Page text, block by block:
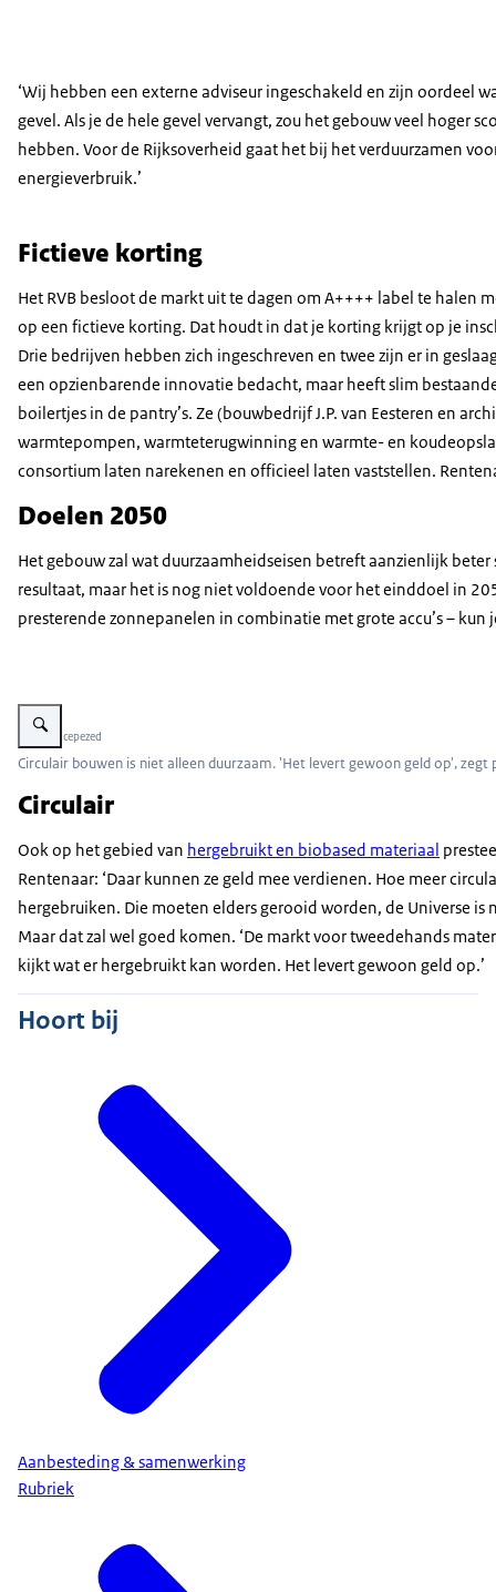
‘Wij hebben een externe adviseur ingeschakeld en zijn oordeel
gevel. Als je de hele gevel vervangt, zou het gebouw veel hoger
hebben. Voor de Rijksoverheid gaat het bij het verduurzamen
energieverbruik.’
Fictieve korting
Het RVB besloot de markt uit te dagen om A++++ label te halen
op een fictieve korting. Dat houdt in dat je korting krijgt op je
Drie bedrijven hebben zich ingeschreven en twee zijn er in
een opzienbarende innovatie bedacht, maar heeft slim
boilertjes in de pantry’s. Ze (bouwbedrijf J.P. van Eesteren en
warmtepompen, warmteterugwinning en warmte- en
consortium laten narekenen en officieel laten vaststellen.
Doelen 2050
Het gebouw zal wat duurzaamheidseisen betreft aanzienlijk
resultaat, maar het is nog niet voldoende voor het einddoel in
presterende zonnepanelen in combinatie met grote accu’s –
Vergroot afbeelding universe den haag cicrculair
Beeld: © cepezed
Circulair bouwen is niet alleen duurzaam. 'Het levert gewoon geld op',
Circulair
Ook op het gebied van hergebruikt en biobased materiaal
Rentenaar: ‘Daar kunnen ze geld mee verdienen. Hoe meer
hergebruiken. Die moeten elders gerooid worden, de Universe
Maar dat zal wel goed komen. ‘De markt voor tweedehands
kijkt wat er hergebruikt kan worden. Het levert gewoon geld op.’
Hoort bij
Aanbesteding & samenwerking
Rubriek